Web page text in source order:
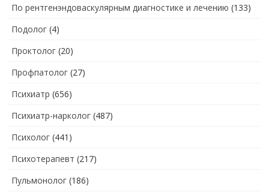
По рентгенэндоваскулярным диагностике и лечению (133)
Подолог (4)
Проктолог (20)
Профпатолог (27)
Психиатр (656)
Психиатр-нарколог (487)
Психолог (441)
Психотерапевт (217)
Пульмонолог (186)